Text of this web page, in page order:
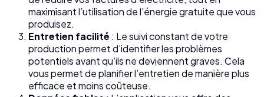
maximisant l’utilisation de l’énergie gratuite que vous
produisez.
Entretien facilité : Le suivi constant de votre
production permet d’identifier les problèmes
potentiels avant qu’ils ne deviennent graves. Cela
vous permet de planifier l’entretien de manière plus
efficace et moins coûteuse.